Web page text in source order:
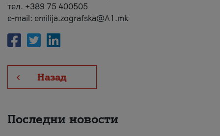
тел. +389 75 400505
e-mail: emilija.zografska@A1.mk
Назад
Последни новости